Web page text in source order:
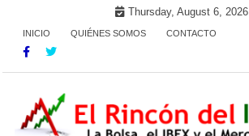
content
Thursday, August 6, 2026
INICIO QUIÉNES SOMOS CONTACTO